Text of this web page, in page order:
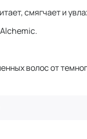
смягчает и
волос от